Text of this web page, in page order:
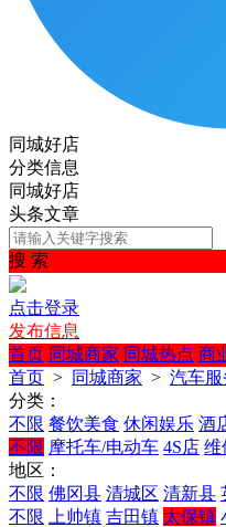
同城好店
分类信息
同城好店
头条文章
搜 索
点击登录
发布信息
首页 同城商家 同城热点 商
首页 > 同城商家 > 汽车服
分类：
不限 餐饮美食 休闲娱乐 酒
不限 摩托车/电动车 4S店 维
地区：
不限 佛冈县 清城区 清新县
不限
上帅镇 吉田镇 太保镇